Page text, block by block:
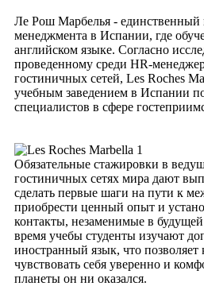
Ле Рош Марбелья - единственный
менеджмента в Испании, где
английском языке. Согласно
проведенному среди HR-
гостиничных сетей, Les Roches
учебным заведением в Испании
специалистов в сфере
Обязательные стажировки в
гостиничных сетях мира дают
сделать первые шаги на пути к
приобрести ценный опыт и
контакты, незаменимые в
время учебы студенты изучают
иностранный язык, что
чувствовать себя уверенно и
планеты он ни оказался.